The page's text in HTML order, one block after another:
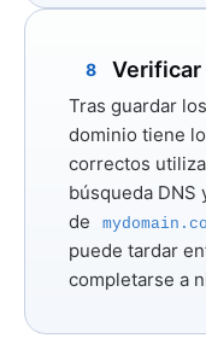
8 Verificar
Tras guardar
dominio tiene
correctos
búsqueda DNS
de
puede tardar
completarse a